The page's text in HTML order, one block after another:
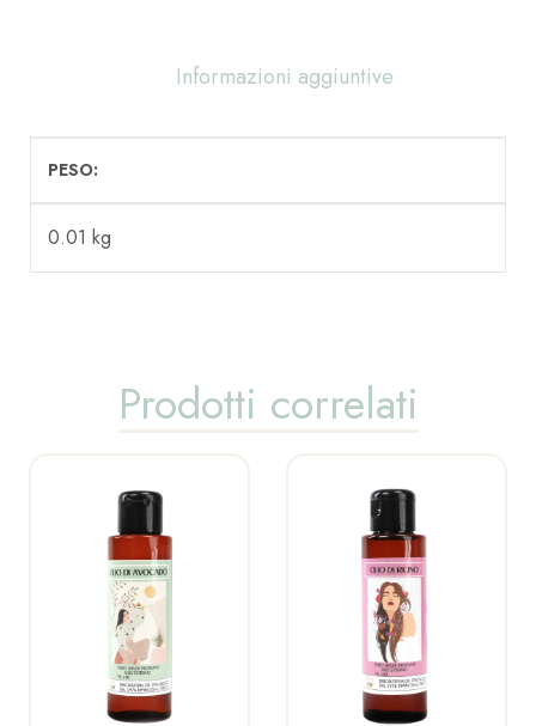
Informazioni aggiuntive
PESO
0.01 kg
Prodotti correlati